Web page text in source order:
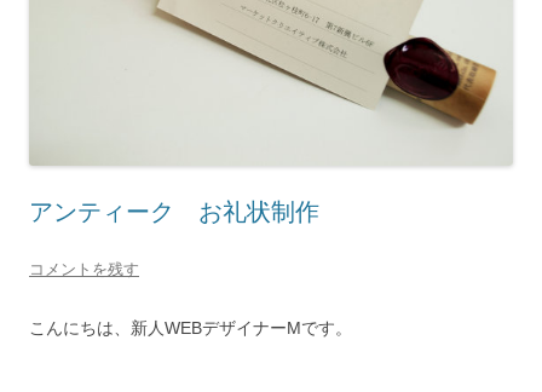
アンティーク お礼状制作
コメントを残す
こんにちは、新人WEBデザイナーMです。